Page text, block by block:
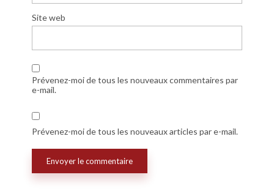
Site web
Prévenez-moi de tous les nouveaux commentaires par
e-mail.
Prévenez-moi de tous les nouveaux articles par e-mail.